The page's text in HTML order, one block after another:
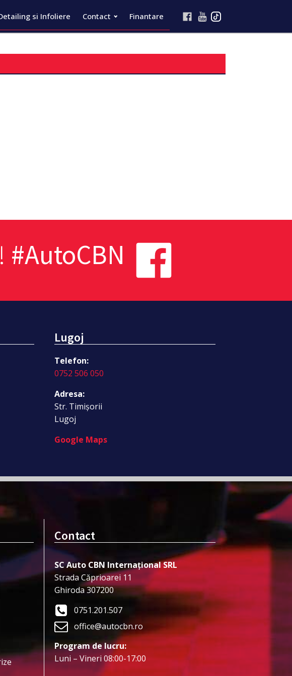
si Infoliere Contact Finantare
#AutoCBN
Lugoj
Telefon:
0752 506 050
Adresa:
Str. Timișorii
Lugoj
Google Maps
Contact
SC Auto CBN Internațional SRL
Strada Căprioarei 11
Ghiroda 307200
0751.201.507
office@autocbn.ro
Program de lucru:
Luni – Vineri 08:00-17:00